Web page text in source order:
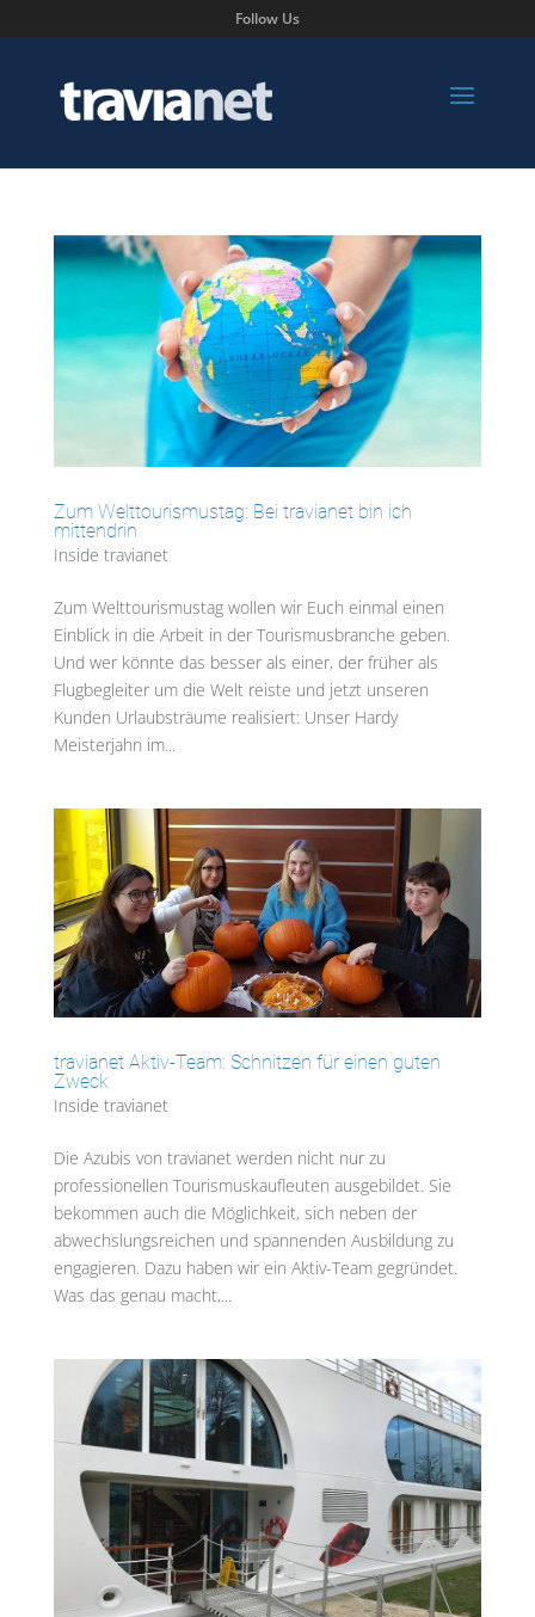
Follow Us
Zum Welttourismustag: Bei travianet bin ich
mittendrin
Inside travianet
Zum Welttourismustag wollen wir Euch einmal einen
Einblick in die Arbeit in der Tourismusbranche geben.
Und wer könnte das besser als einer, der früher als
Flugbegleiter um die Welt reiste und jetzt unseren
Kunden Urlaubsträume realisiert: Unser Hardy
Meisterjahn im...
travianet Aktiv-Team: Schnitzen für einen guten
Zweck
Inside travianet
Die Azubis von travianet werden nicht nur zu
professionellen Tourismuskaufleuten ausgebildet. Sie
bekommen auch die Möglichkeit, sich neben der
abwechslungsreichen und spannenden Ausbildung zu
engagieren. Dazu haben wir ein Aktiv-Team gegründet.
Was das genau macht,...